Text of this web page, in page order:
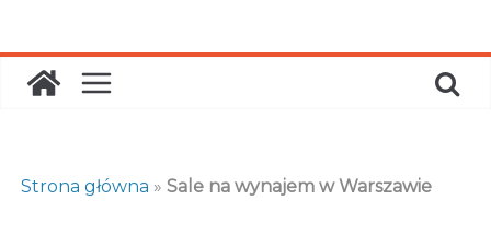
content
Strona główna »Sale na wynajem w Warszawie